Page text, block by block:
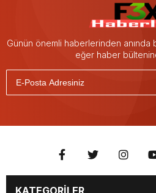
Günün önemli haberlerinden anında
eğer haber